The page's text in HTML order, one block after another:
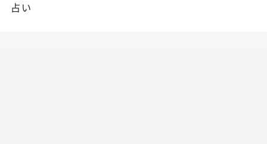
占い